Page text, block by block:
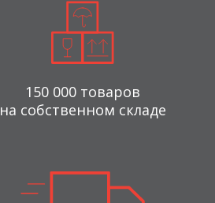
150 000 товаров
на собственном складе